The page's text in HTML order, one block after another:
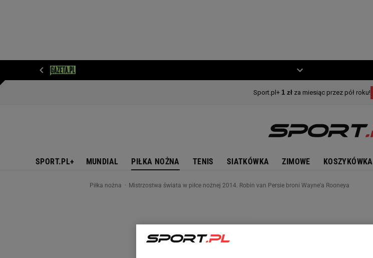
SPORT.PL+ MUNDIAL PIŁKA NOŻNA TENIS SIATKÓWKA ZIMOWE KOSZYKÓWKA
Piłka nożna Mistrzostwa świata w piłce nożnej 2014. Robin van Persie broni Wayne'a Rooneya